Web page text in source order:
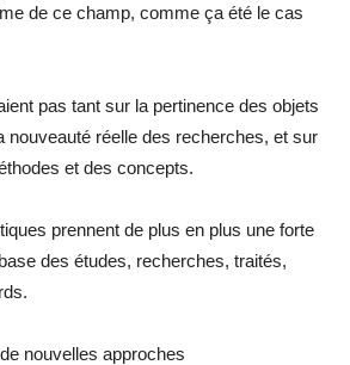
de ce champ, comme ça été le cas
pas tant sur la pertinence des objets
nouveauté réelle des recherches, et sur
et des concepts.
prennent de plus en plus une forte
des études, recherches, traités,
nouvelles approches